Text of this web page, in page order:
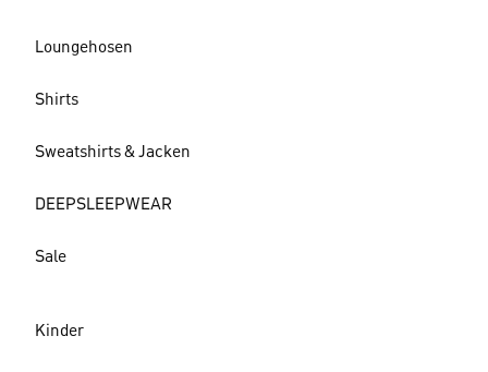
Loungehosen
Shirts
Sweatshirts & Jacken
DEEPSLEEPWEAR
Sale
Kinder